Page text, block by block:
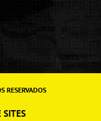
RESERVADOS
SITES